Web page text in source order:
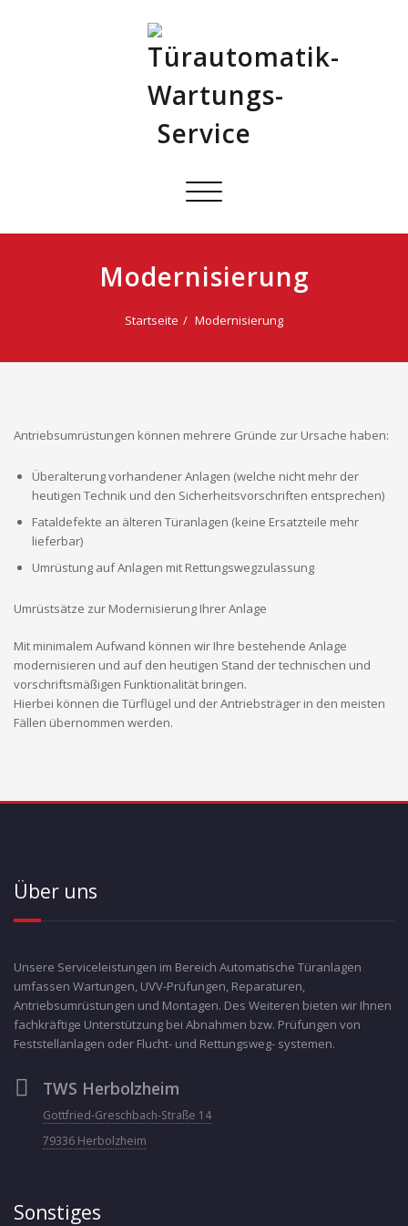
Schalte
Modernisierung
Startseite Modernisierung
Antriebsumrüstungen können mehrere Gründe zur Ursache haben:
Überalterung vorhandener Anlagen (welche nicht mehr der
heutigen Technik und den Sicherheitsvorschriften entsprechen)
Fataldefekte an älteren Türanlagen (keine Ersatzteile mehr
lieferbar)
Umrüstung auf Anlagen mit Rettungswegzulassung
Umrüstsätze zur Modernisierung Ihrer Anlage
Mit minimalem Aufwand können wir Ihre bestehende Anlage
modernisieren und auf den heutigen Stand der technischen und
vorschriftsmäßigen Funktionalität bringen.
Hierbei können die Türflügel und der Antriebsträger in den meisten
Fällen übernommen werden.
Über uns
Unsere Serviceleistungen im Bereich Automatische Türanlagen
umfassen Wartungen, UVV-Prüfungen, Reparaturen,
Antriebsumrüstungen und Montagen. Des Weiteren bieten wir Ihnen
fachkräftige Unterstützung bei Abnahmen bzw. Prüfungen von
Feststellanlagen oder Flucht- und Rettungsweg- systemen.
TWS Herbolzheim
Gottfried-Greschbach-Straße 14
79336 Herbolzheim
Sonstiges